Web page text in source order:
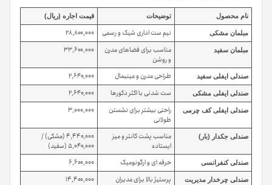
نام محصول توضیحات قیمت اجاره (ریال)
مبلمان مشکی نیم ست اداری شیک و رسمی ۲۸,۸۰۰,۰۰۰
مبلمان سفید
مناسب برای فضاهای مدرن
و روشن
۳۳,۶۰۰,۰۰۰
صندلی ایفلی سفید طراحی مدرن و مینیمال ۲,۶۴۰,۰۰۰
صندلی ایفلی مشکی ست شدنی با اکثر دکورها ۲,۶۴۰,۰۰۰
صندلی ایفلی کف چرمی
راحتی بیشتر برای نشستن
طولانی
۳,۰۰۰,۰۰۰
صندلی جکدار (بار)
مناسب پشت کانتر و میز
ایستاده
۴,۴۴۰,۰۰۰ (مشکی) /
۵,۰۴۰,۰۰۰ (سفید)
صندلی کنفرانسی حرفه ای و ارگونومیک ۶,۶۰۰,۰۰۰
صندلی چرخدار مدیریت پرستیژ بالا برای مدیران ۱۴,۴۰۰,۰۰۰